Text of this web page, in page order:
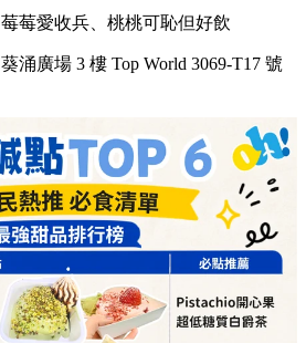
莓莓愛收兵、桃桃可恥但好飲
葵涌廣場 3 樓 Top World 3069-T17 號